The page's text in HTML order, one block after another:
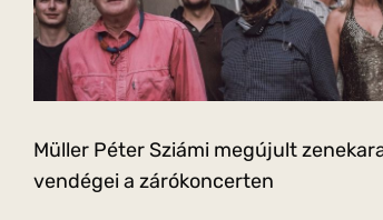
Müller Péter Sziámi megújult
vendégei a zárókoncerten